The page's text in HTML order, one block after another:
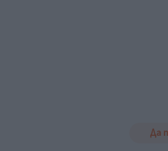
Да